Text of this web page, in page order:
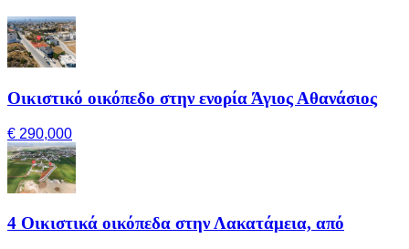
Οικιστικό οικόπεδο στην ενορία Άγιος Αθανάσιος
€ 290,000
4 Οικιστικά οικόπεδα στην Λακατάμεια, από